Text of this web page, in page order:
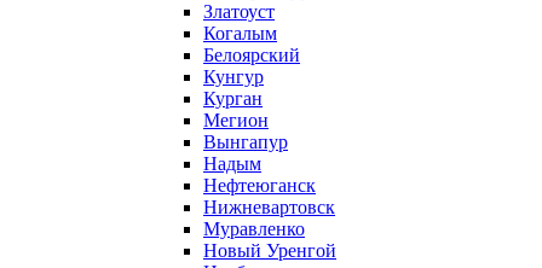
Златоуст
Когалым
Белоярский
Кунгур
Курган
Мегион
Вынгапур
Надым
Нефтеюганск
Нижневартовск
Муравленко
Новый Уренгой